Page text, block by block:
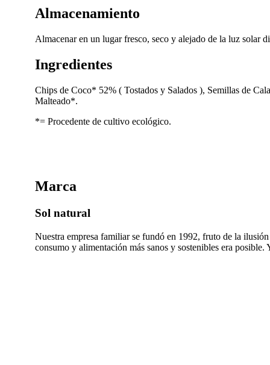
Almacenamiento
Almacenar en un lugar fresco, seco y alejado de la luz solar
Ingredientes
Chips de Coco* 52% ( Tostados y Salados ), Semillas de
Malteado*.
*= Procedente de cultivo ecológico.
Marca
Sol natural
Nuestra empresa familiar se fundó en 1992, fruto de la
consumo y alimentación más sanos y sostenibles era